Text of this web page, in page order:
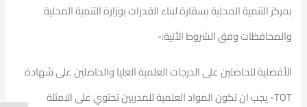
بمركز التنمية المحلية بسقارة لبناء القدرات بوزارة التنمية المحلية
والمحافظات وفق الشروط الأتية:-
الأفضلية للحاصلين على الدرجات العلمية العليا والحاصلين على شهادة
TOT- يجب ان تكون المواد العلمية للمدربين تحتوي على الامثلة